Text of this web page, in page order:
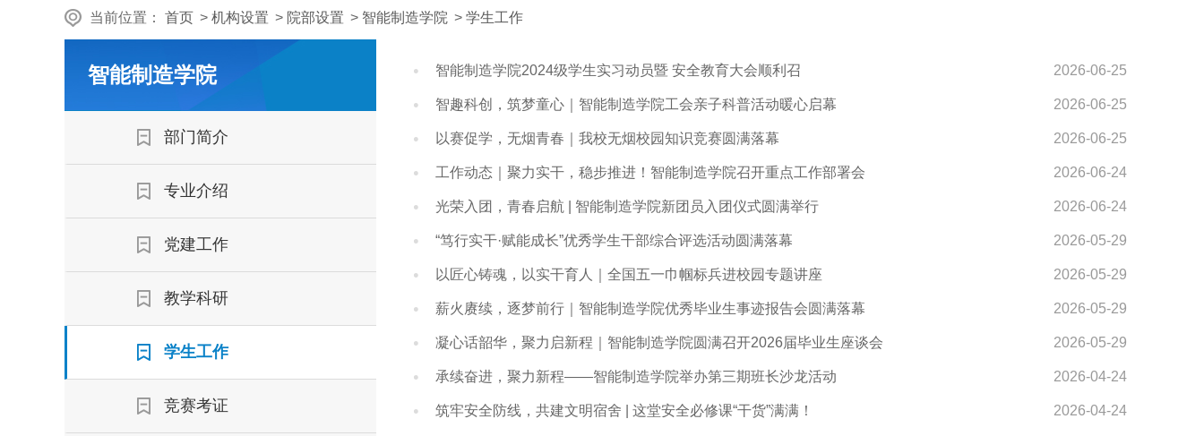
当前位置： 首页 > 机构设置 > 院部设置 > 智能制造学院 > 学生工作
智能制造学院
部门简介
专业介绍
党建工作
教学科研
学生工作
竞赛考证
智能制造学院2024级学生实习动员暨 安全教育大会顺利召 2026-06-25
智趣科创，筑梦童心｜智能制造学院工会亲子科普活动暖心启幕 2026-06-25
以赛促学，无烟青春｜我校无烟校园知识竞赛圆满落幕 2026-06-25
工作动态｜聚力实干，稳步推进！智能制造学院召开重点工作部署会 2026-06-24
光荣入团，青春启航 | 智能制造学院新团员入团仪式圆满举行 2026-06-24
“笃行实干·赋能成长”优秀学生干部综合评选活动圆满落幕 2026-05-29
以匠心铸魂，以实干育人｜全国五一巾帼标兵进校园专题讲座 2026-05-29
薪火赓续，逐梦前行｜智能制造学院优秀毕业生事迹报告会圆满落幕 2026-05-29
凝心话韶华，聚力启新程｜智能制造学院圆满召开2026届毕业生座谈会 2026-05-29
承续奋进，聚力新程——智能制造学院举办第三期班长沙龙活动 2026-04-24
筑牢安全防线，共建文明宿舍 | 这堂安全必修课“干货”满满！ 2026-04-24